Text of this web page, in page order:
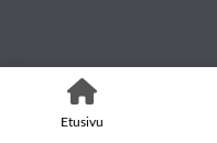
Etusivu